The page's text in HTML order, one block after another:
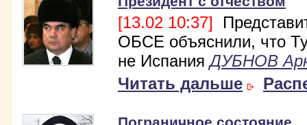
[13.02 10:37]
ОБСЕ объяснили, что
не ИспанияДУБНОВ
Читать дальше